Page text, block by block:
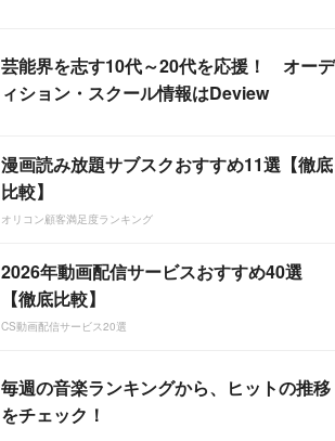
芸能界を志す10代～20代を応援！ オーデ
ィション・スクール情報はDeview
漫画読み放題サブスクおすすめ11選【徹底
比較】
オリコン顧客満足度ランキング
2026年動画配信サービスおすすめ40選
【徹底比較】
CS動画配信サービス20選
毎週の音楽ランキングから、ヒットの推移
をチェック！